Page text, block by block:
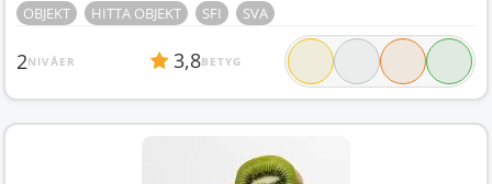
OBJEKT HITTA OBJEKT SFI SVA
2NIVÅER 3,8BETYG